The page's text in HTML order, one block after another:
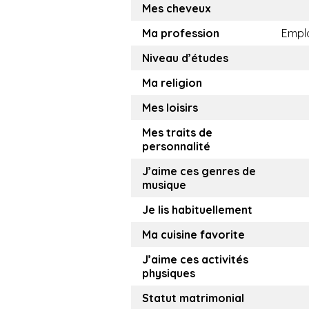
Mes cheveux
Ma profession
Niveau d’études
Ma religion
Mes loisirs
Mes traits de
personnalité
J’aime ces genres de
musique
Je lis habituellement
Ma cuisine favorite
J’aime ces activités
physiques
Statut matrimonial